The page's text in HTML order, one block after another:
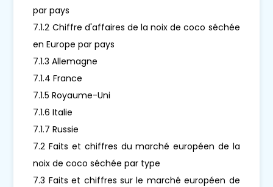
par pays
7.1.2 Chiffre d'affaires de la noix de coco séchée
en Europe par pays
7.1.3 Allemagne
7.1.4 France
7.1.5 Royaume-Uni
7.1.6 Italie
7.1.7 Russie
7.2 Faits et chiffres du marché européen de la
noix de coco séchée par type
7.3 Faits et chiffres sur le marché européen de